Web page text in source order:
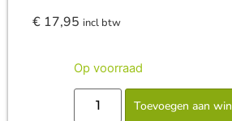
€ 17,95 incl btw
Op voorraad
Toevoegen aan